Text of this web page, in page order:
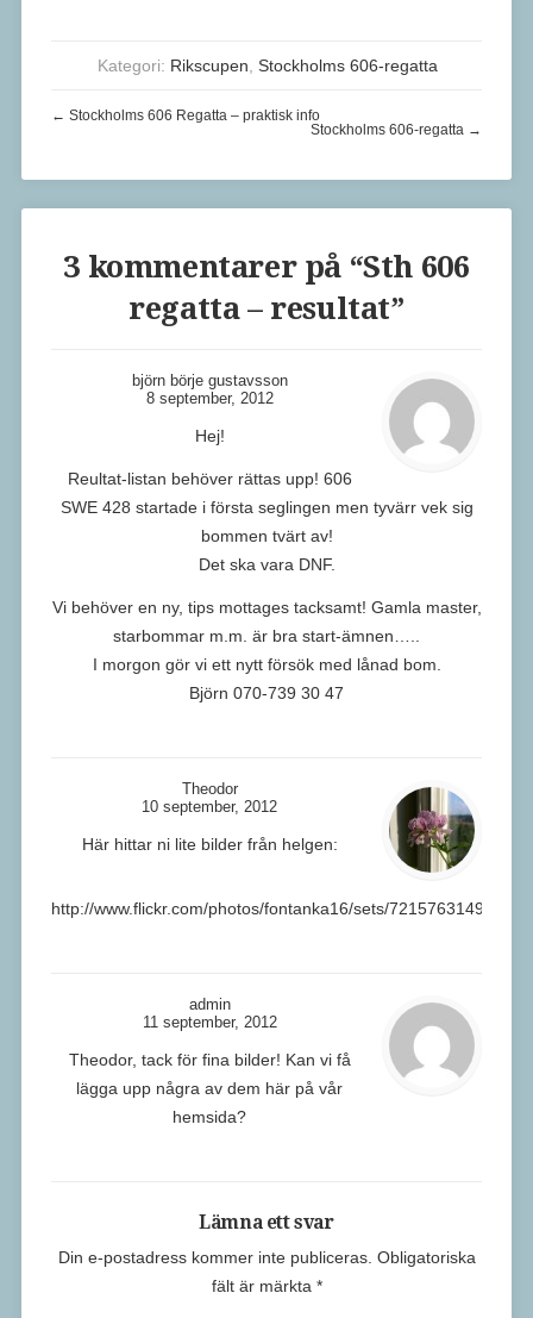
Kategori: Rikscupen Stockholms 606-regatta
← Stockholms 606 Regatta – praktisk info
Stockholms 606-regatta →
3 kommentarer på “Sth 606
regatta – resultat”
björn börje gustavsson
8 september, 2012
Hej!
Reultat-listan behöver rättas upp! 606
SWE 428 startade i första seglingen men tyvärr vek sig
bommen tvärt av!
Det ska vara DNF.
Vi behöver en ny, tips mottages tacksamt! Gamla master,
starbommar m.m. är bra start-ämnen…..
I morgon gör vi ett nytt försök med lånad bom.
Björn 070-739 30 47
Theodor
10 september, 2012
Här hittar ni lite bilder från helgen:
http://www.flickr.com/photos/fontanka16/sets/
admin
11 september, 2012
Theodor, tack för fina bilder! Kan vi få
lägga upp några av dem här på vår
hemsida?
Lämna ett svar
Din e-postadress kommer inte publiceras. Obligatoriska
fält är märkta *